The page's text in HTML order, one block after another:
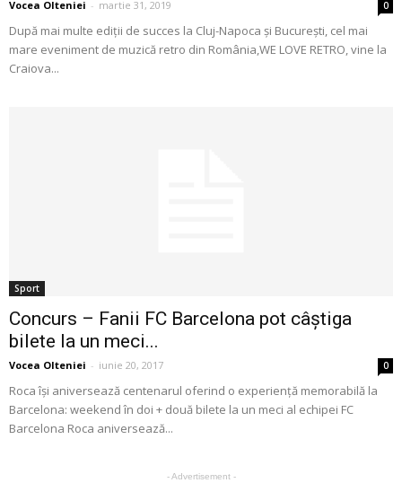
Vocea Olteniei - martie 31, 2019 0
După mai multe ediții de succes la Cluj-Napoca și București, cel mai
mare eveniment de muzică retro din România,WE LOVE RETRO, vine la
Craiova...
Sport
Concurs – Fanii FC Barcelona pot câștiga
bilete la un meci...
Vocea Olteniei - iunie 20, 2017 0
Roca își aniversează centenarul oferind o experiență memorabilă la
Barcelona: weekend în doi + două bilete la un meci al echipei FC
Barcelona Roca aniversează...
- Advertisement -